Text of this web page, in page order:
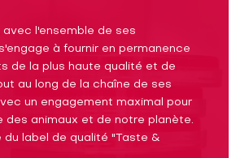
avec l'ensemble de ses
à fournir en permanence
de la plus haute qualité et de
au long de la chaîne de ses
un engagement maximal pour
des animaux et de notre planète.
du label de qualité "Taste &